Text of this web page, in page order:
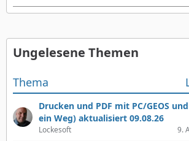
Ungelesene Themen
Thema
Drucken und PDF mit PC/GEOS
ein Weg) aktualisiert 09.08.26
Lockesoft 9.